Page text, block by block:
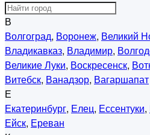
В
Волгоград, Воронеж, Великий
Владикавказ, Владимир,
Великие Луки, Воскресенск,
Витебск, Ванадзор, Вагаршапат
Е
Екатеринбург, Елец, Ессентуки,
Ейск, Ереван